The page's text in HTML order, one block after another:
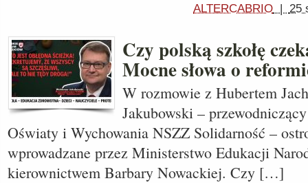
ALTERCABRIO | 25
Czy polską szkołę
Mocne słowa o
W rozmowie z Hubertem
Jakubowski –
Oświaty i Wychowania NSZZ Solidarność –
wprowadzane przez Ministerstwo Edukacji
kierownictwem Barbary Nowackiej. Czy […]